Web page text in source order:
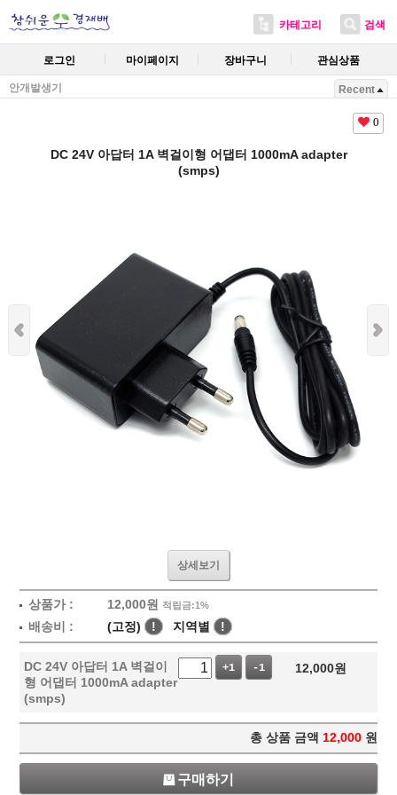
카테고리 검색
로그인 마이페이지 장바구니 관심상품
안개발생기 Recent
0
DC 24V 아답터 1A 벽걸이형 어댑터 1000mA adapter
(smps)
상세보기
상품가 : 12,000원 적립금:1%
배송비 : (고정) ! 지역별 !
DC 24V 아답터 1A 벽걸이
형 어댑터 1000mA adapter
(smps)
+1 -1 12,000원
총 상품 금액 12,000 원
구매하기